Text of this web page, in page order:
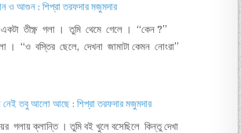
ও আগুন : শিপ্রা তরফদার মজুমদার
তীক্ষ্ণ গলা । তুমি থেমে গেলে । “কেন ?”
“ও বস্তির ছেলে, দেখনা জামাটা কেমন নোংরা”
নেই তবু আলো আছে : শিপ্রা তরফদার মজুমদার
ক্লান্তি । তুমি বই খুলে বসেছিলে কিন্তু দেখা